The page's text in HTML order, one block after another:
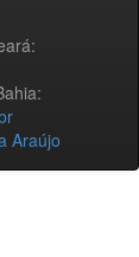
Araújo